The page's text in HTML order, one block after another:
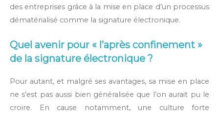
des entreprises grâce à la mise en place d’un processus
dématérialisé comme la signature électronique.
Quel avenir pour « l’après confinement »
de la signature électronique ?
Pour autant, et malgré ses avantages, sa mise en place
ne s’est pas aussi bien généralisée que l’on aurait pu le
croire. En cause notamment, une culture forte